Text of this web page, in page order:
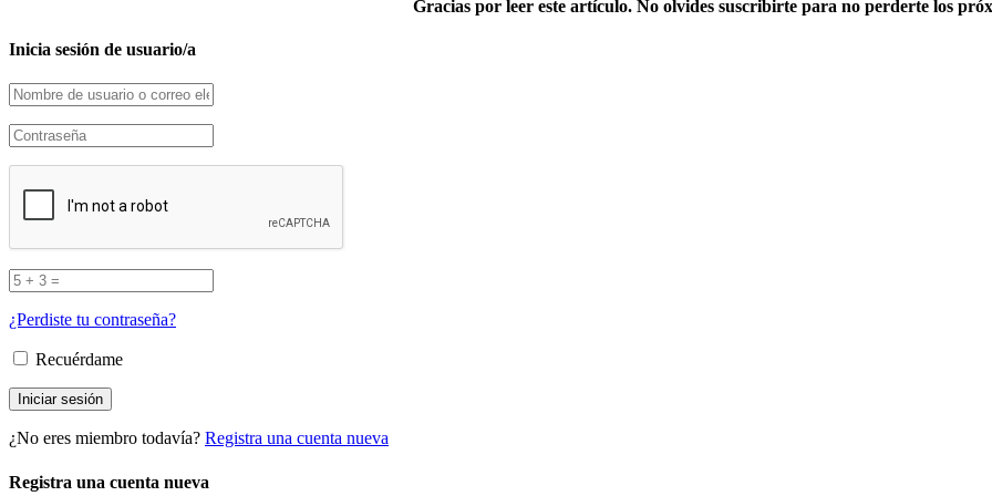
Gracias por leer este artículo. No olvides suscribirte para no perderte los
Inicia sesión de usuario/a
¿Perdiste tu contraseña?
Recuérdame
¿No eres miembro todavía? Registra una cuenta nueva
Registra una cuenta nueva